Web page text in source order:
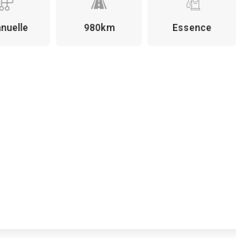
980km Essence